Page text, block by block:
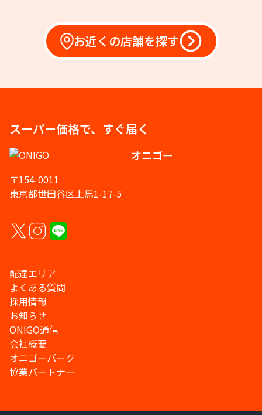
お近くの店舗を探す
スーパー価格で、すぐ届く
オニゴー
〒154-0011
東京都世田谷区上馬1-17-5
配達エリア
よくある質問
採用情報
お知らせ
ONIGO通信
会社概要
オニゴーパーク
協業パートナー